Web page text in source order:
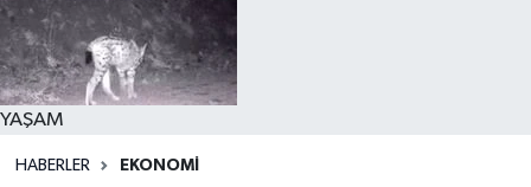
YAŞAM
HABERLER EKONOMİ